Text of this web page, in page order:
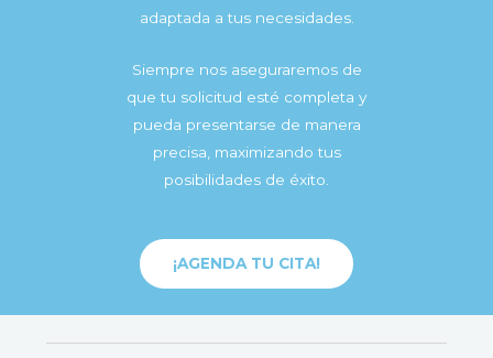
adaptada a tus necesidades.
Siempre nos aseguraremos de
que tu solicitud esté completa y
pueda presentarse de manera
precisa, maximizando tus
posibilidades de éxito.
¡AGENDA TU CITA!